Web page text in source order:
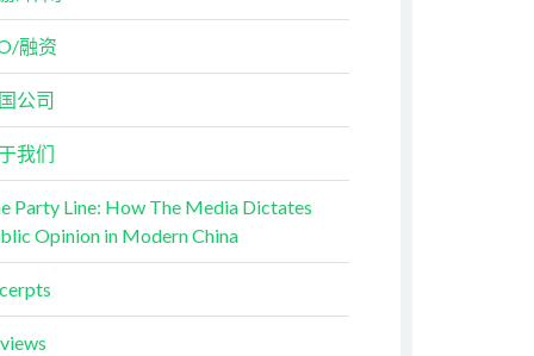
融资
公司
我们
Party Line: How The Media Dictates
Opinion in Modern China